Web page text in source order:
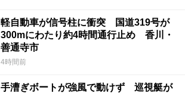
軽自動車が信号柱に衝突 国道319号が
300mにわたり約4時間通行止め 香川・
善通寺市
4時間前
手漕ぎボートが強風で動けず 巡視艇が